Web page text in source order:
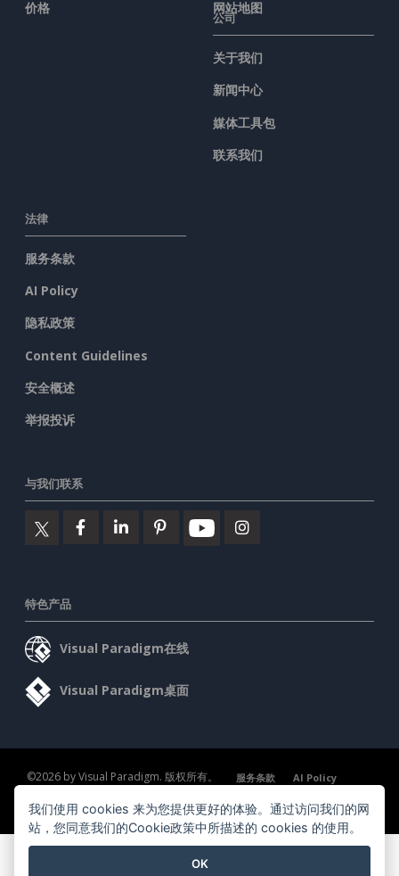
价格
网站地图
公司
关于我们
新闻中心
媒体工具包
联系我们
法律
服务条款
AI Policy
隐私政策
Content Guidelines
安全概述
举报投诉
与我们联系
特色产品
Visual Paradigm在线
Visual Paradigm桌面
©2026 by Visual Paradigm. 版权所有。 服务条款
AI Policy
隐私政策
Content Guidelines
安全概述
我们使用 cookies 来为您提供更好的体验。通过访问我们的网
站，您同意我们的Cookie政策中所描述的 cookies 的使用。
OK